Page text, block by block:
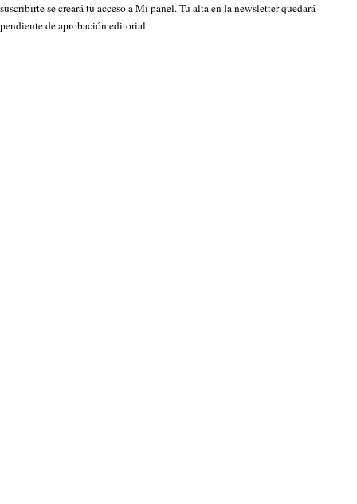
suscribirte se creará tu acceso a Mi panel. Tu alta en la newsletter quedará
pendiente de aprobación editorial.